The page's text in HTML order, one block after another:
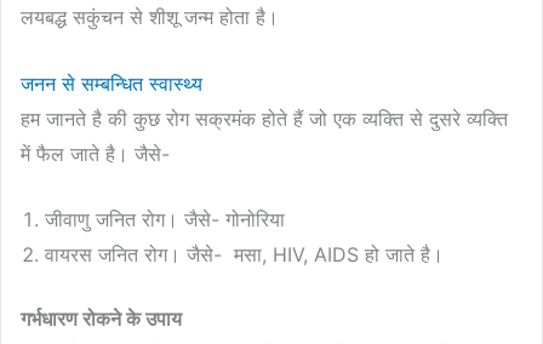
लयबद्ध सकुंचन से शीशू जन्म होता है।
जनन से सम्बन्धित स्वास्थ्य
हम जानते है की कुछ रोग सक्रमंक होते हैं जो एक व्यक्ति से दुसरे व्यक्ति
में फैल जाते है। जैसे-
जीवाणु जनित रोग। जैसे- गोनोरिया
वायरस जनित रोग। जैसे- मसा, HIV, AIDS हो जाते है।
गर्भधारण रोकने के उपाय